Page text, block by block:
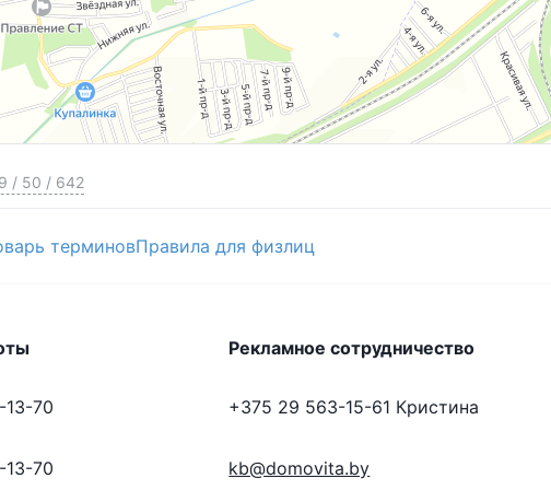
и удобных направлений для загородной жизни
без автомобиля
год.
/ 50 / 642
терминовПравила для физлиц
70
70
Рекламное сотрудничество
+375 29 563-15-61 Кристина
kb@domovita.by